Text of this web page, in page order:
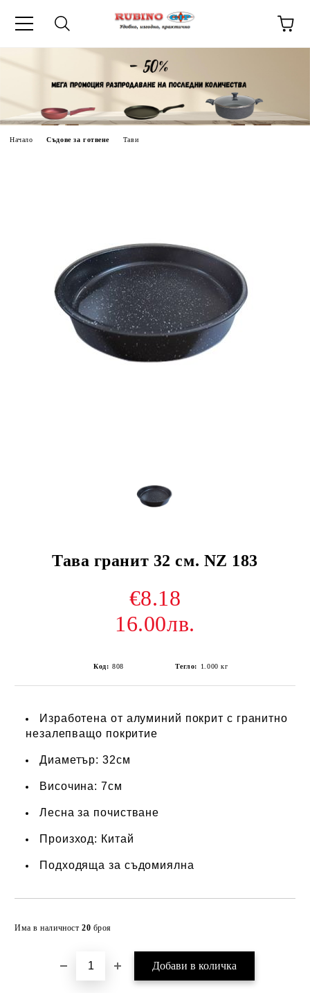
Начало Съдове за готвене Тави
Тава гранит 32 см. NZ 183
€8.18
16.00лв.
Код: 808 Тегло: 1.000 кг
Изработена от алуминий покрит с гранитно
незалепващо покритие
Диаметър: 32см
Височина: 7см
Лесна за почистване
Произход: Китай
Подходяща за съдомиялна
Има в наличност 20 броя